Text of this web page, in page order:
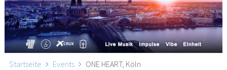
Startseite Events ONE HEART, Köln